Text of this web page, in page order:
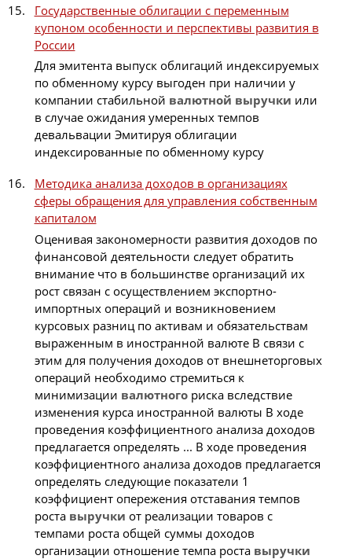
Государственные облигации с переменным
купоном особенности и перспективы развития в
России
Для эмитента выпуск облигаций индексируемых
по обменному курсу выгоден при наличии у
компании стабильной валютной выручки или
в случае ожидания умеренных темпов
девальвации Эмитируя облигации
индексированные по обменному курсу
Методика анализа доходов в организациях
сферы обращения для управления собственным
капиталом
Оценивая закономерности развития доходов по
финансовой деятельности следует обратить
внимание что в большинстве организаций их
рост связан с осуществлением экспортно-
импортных операций и возникновением
курсовых разниц по активам и обязательствам
выраженным в иностранной валюте В связи с
этим для получения доходов от внешнеторговых
операций необходимо стремиться к
минимизации валютногориска вследствие
изменения курса иностранной валюты В ходе
проведения коэффициентного анализа доходов
предлагается определять ... В ходе проведения
коэффициентного анализа доходов предлагается
определять следующие показатели 1
коэффициент опережения отставания темпов
роста выручки от реализации товаров с
темпами роста общей суммы доходов
организации отношение темпа роста выручки